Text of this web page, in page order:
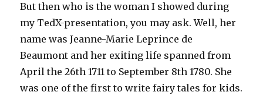
But then who is the woman I showed during
my TedX-presentation, you may ask. Well, her
name was Jeanne-Marie Leprince de
Beaumont and her exiting life spanned from
April the 26th 1711 to September 8th 1780. She
was one of the first to write fairy tales for kids.